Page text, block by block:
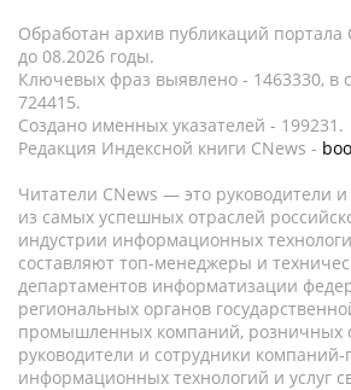
Обработан архив публикаций портала
до 08.2026 годы.
Ключевых фраз выявлено - 1463330, в
724415.
Создано именных указателей - 199231.
Редакция Индексной книги CNews -
Читатели CNews — это руководители
из самых успешных отраслей
индустрии информационных
составляют топ-менеджеры и
департаментов информатизации
региональных органов
промышленных компаний, розничных
руководители и сотрудники
информационных технологий и услуг